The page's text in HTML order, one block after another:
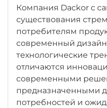
Компания Dackor с
существования
потребителям
современный
технологические
отличаются
современными
предназначенными
потребностей и